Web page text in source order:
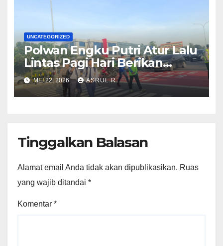
Wartawati
UNCATEGORIZED
Polwan Engku Putri Atur Lalu
Lintas Pagi Hari Berikan
kenyamaan Pelajar SDN 001
Sungai Panas
MEI 22, 2026 ASRUL R
Tinggalkan Balasan
Alamat email Anda tidak akan dipublikasikan. Ruas
yang wajib ditandai *
Komentar *